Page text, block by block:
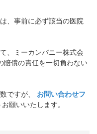
、事前に必ず該当の医院
、ミーカンパニー株式会
賠償の責任を一切負わない
ですが、
お問い合わせフ
願いいたします。